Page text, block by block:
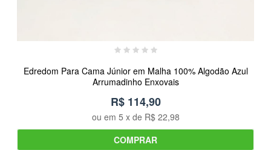
Edredom Para Cama Júnior em Malha 100% Algodão Azul
Arrumadinho Enxovais
R$ 114,90
ou em 5 x de R$ 22,98
COMPRAR